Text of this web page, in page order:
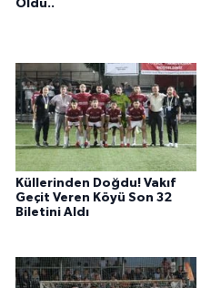
Oldu..
Küllerinden Doğdu! Vakıf
Geçit Veren Köyü Son 32
Biletini Aldı